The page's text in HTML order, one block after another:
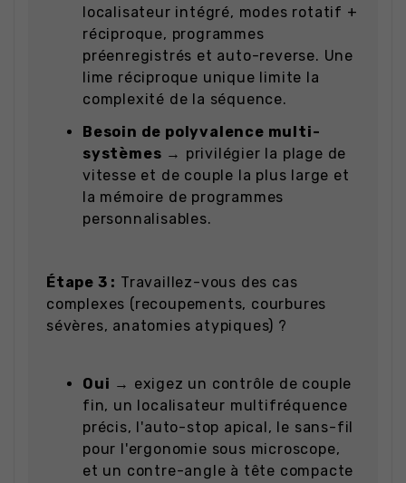
localisateur intégré, modes rotatif +
réciproque, programmes
préenregistrés et auto-reverse. Une
lime réciproque unique limite la
complexité de la séquence.
Besoin de polyvalence multi-
systèmes → privilégier la plage de
vitesse et de couple la plus large et
la mémoire de programmes
personnalisables.
Étape 3 : Travaillez-vous des cas
complexes (recoupements, courbures
sévères, anatomies atypiques) ?
Oui → exigez un contrôle de couple
fin, un localisateur multifréquence
précis, l'auto-stop apical, le sans-fil
pour l'ergonomie sous microscope,
et un contre-angle à tête compacte